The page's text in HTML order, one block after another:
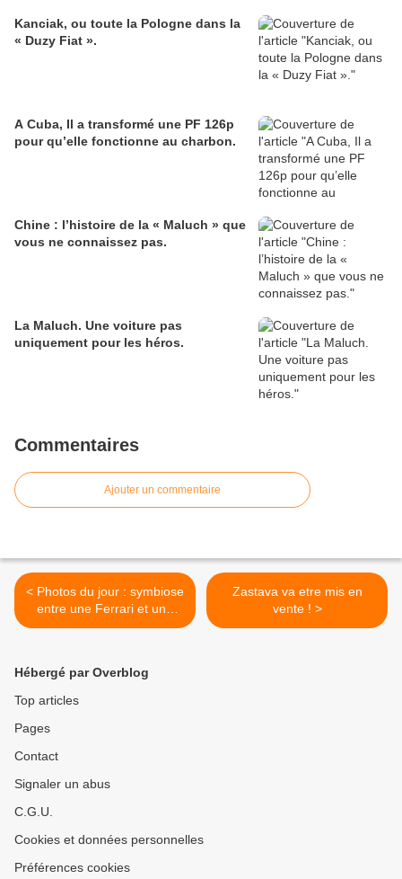
Kanciak, ou toute la Pologne dans la
« Duzy Fiat ».
A Cuba, Il a transformé une PF 126p
pour qu’elle fonctionne au charbon.
Chine : l’histoire de la « Maluch » que
vous ne connaissez pas.
La Maluch. Une voiture pas
uniquement pour les héros.
Commentaires
Ajouter un commentaire
< Photos du jour : symbiose
entre une Ferrari et une
Lada !
Zastava va etre mis en
vente ! >
Hébergé par Overblog
Top articles
Pages
Contact
Signaler un abus
C.G.U.
Cookies et données personnelles
Préférences cookies